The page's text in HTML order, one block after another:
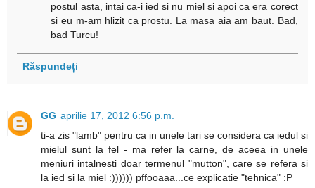
postul asta, intai ca-i ied si nu miel si apoi ca era corect
si eu m-am hlizit ca prostu. La masa aia am baut. Bad,
bad Turcu!
Răspundeți
GG aprilie 17, 2012 6:56 p.m.
ti-a zis "lamb" pentru ca in unele tari se considera ca iedul si
mielul sunt la fel - ma refer la carne, de aceea in unele
meniuri intalnesti doar termenul "mutton", care se refera si
la ied si la miel :)))))) pffooaaa...ce explicatie "tehnica" :P